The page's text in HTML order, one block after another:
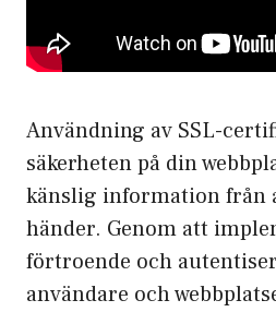
Användning av SSL-
säkerheten på din
känslig information från
händer. Genom att
förtroende och
användare och